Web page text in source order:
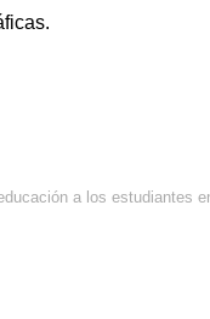
a los estudiantes